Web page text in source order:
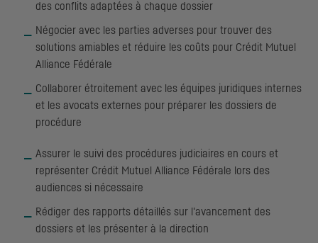
des conflits adaptées à chaque dossier
Négocier avec les parties adverses pour trouver des
solutions amiables et réduire les coûts pour Crédit Mutuel
Alliance Fédérale
Collaborer étroitement avec les équipes juridiques internes
et les avocats externes pour préparer les dossiers de
procédure
Assurer le suivi des procédures judiciaires en cours et
représenter Crédit Mutuel Alliance Fédérale lors des
audiences si nécessaire
Rédiger des rapports détaillés sur l'avancement des
dossiers et les présenter à la direction